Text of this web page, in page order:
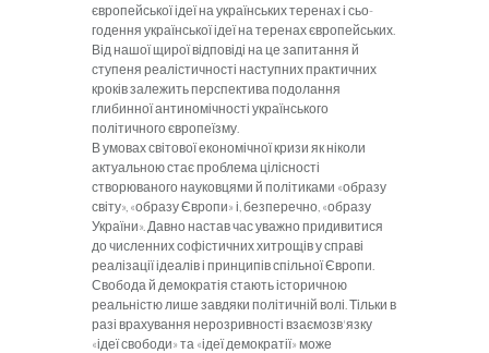
європейської ідеї на українських теренах і сьо­
годення української ідеї на теренах європейських.
Від нашої щирої відповіді на це запитання й
ступеня ре­алістичності наступних практичних
кроків залежить перспектива подолання
глибинної антиномічності ук­раїнського
політичного європеїзму.
В умовах світової економічної кризи як ніколи
актуальною стає проблема цілісності
створюваного науковцями й політиками «образу
світу», «образу Європи» і, безпереч­но, «образу
України». Давно настав час уважно придивитися
до численних софістич­них хитрощів у справі
реалізації ідеалів і принципів спільної Європи.
Свобода й демократія стають історич­ною
реальністю лише завдяки політичній волі. Тільки в
разі врахування нерозривності взаємозв'язку
«ідеї сво­боди» та «ідеї демократії» може